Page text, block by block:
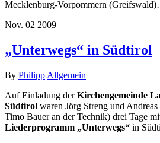
Mecklenburg-Vorpommern
Nov. 02 2009
„Unterwegs“ in Südtirol
By Philipp Allgemein
Auf Einladung derKirchengemeinde
Südtirol waren Jörg Streng und
Timo Bauer an der Technik) drei Tage
Liederprogramm „Unterwegs“ in